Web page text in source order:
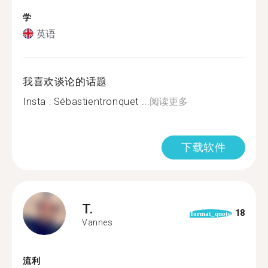
学
英语
我喜欢谈论的话题
Insta : Sébastientronquet ... 阅读更多
下载软件
T.
Vannes
format_quote 18
流利